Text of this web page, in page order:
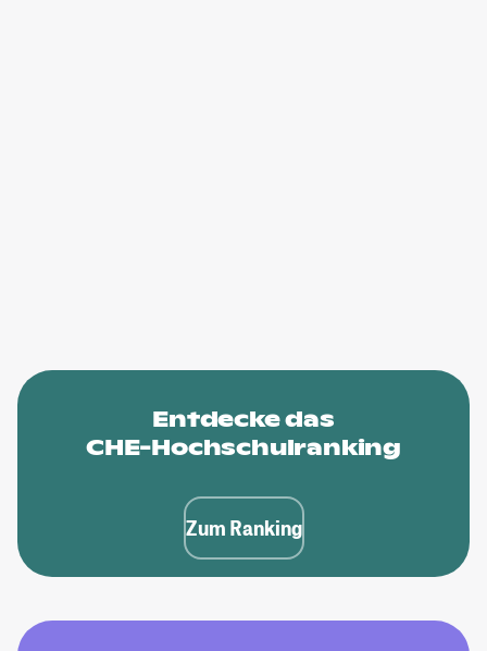
Entdecke das
CHE-Hochschulranking
Zum Ranking